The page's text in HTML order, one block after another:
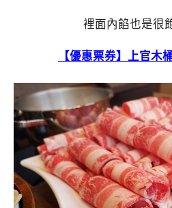
裡面內餡也是很
【優惠票券】上官木